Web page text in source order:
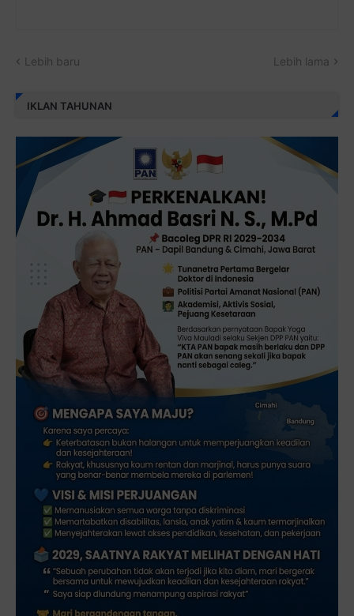
Lebih baru Lebih lama
IKLAN TAHUNAN